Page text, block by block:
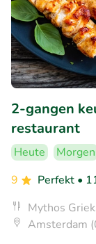
2-gangen
restaurant
Heute Morgen
9
Perfekt •
Mythos
Amsterdam